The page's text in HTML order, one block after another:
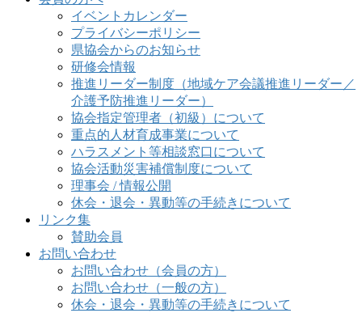
イベントカレンダー
プライバシーポリシー
県協会からのお知らせ
研修会情報
推進リーダー制度（地域ケア会議推進リーダー／
介護予防推進リーダー）
協会指定管理者（初級）について
重点的人材育成事業について
ハラスメント等相談窓口について
協会活動災害補償制度について
理事会 / 情報公開
休会・退会・異動等の手続きについて
リンク集
賛助会員
お問い合わせ
お問い合わせ（会員の方）
お問い合わせ（一般の方）
休会・退会・異動等の手続きについて